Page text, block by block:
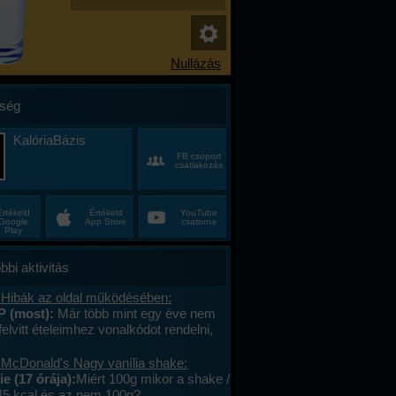
KalóriaBázis
FB csoport
csatlakozás
Play
Értékeld
App Store
YouTube
csatorna
aktivitás
az oldal működésében:
(most): Már több mint egy éve nem
ételeimhez vonalkódot rendelni,
megy. A mások által megadott
le tudom olvasni , jól működik. .
cseréltem, a legújabb android fut,
Nagy vanília shake:
(17 órája):Miért 100g mikor a shake /